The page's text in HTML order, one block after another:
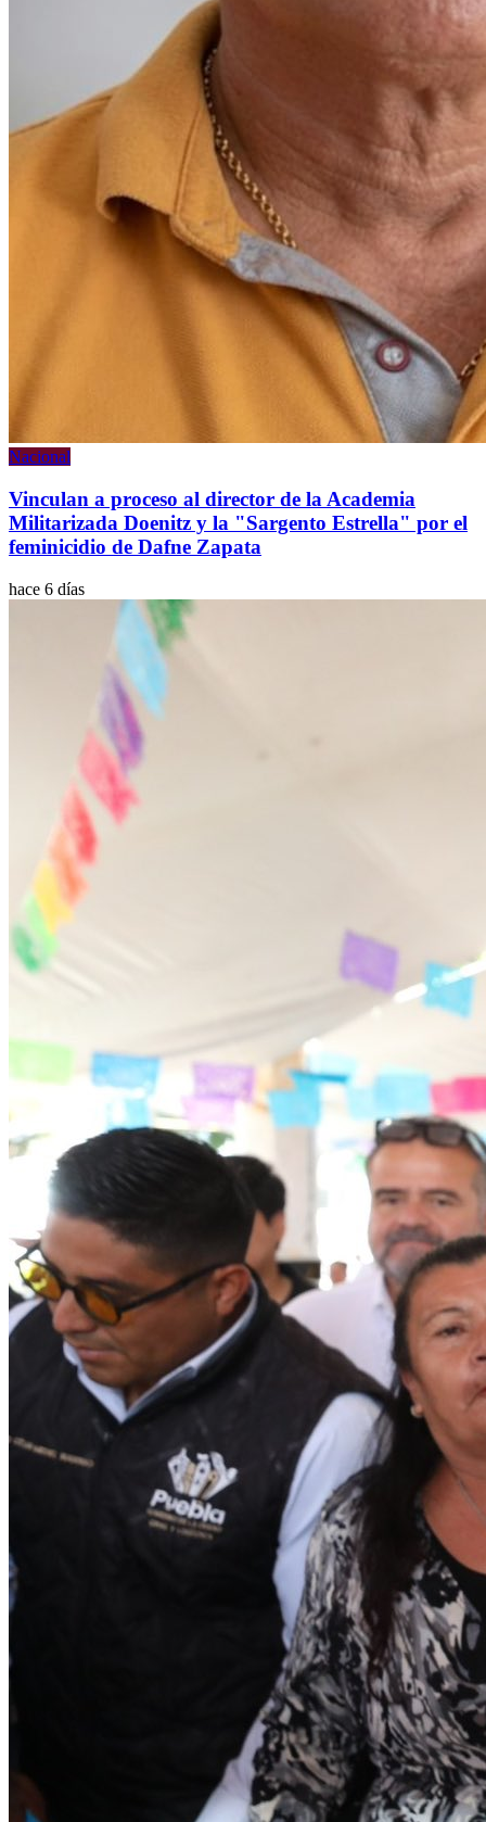
Nacional
Vinculan a proceso al director de la Academia
Militarizada Doenitz y la "Sargento Estrella" por el
feminicidio de Dafne Zapata
hace 6 días